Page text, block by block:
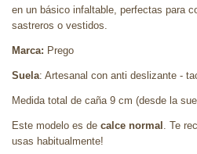
en un básico infaltable, perfectas para
sastreros o vestidos.
Marca: Prego
Suela: Artesanal con anti deslizante -
Medida total de caña 9 cm (desde la
Este modelo es de calce normal
. Te
usas habitualmente!